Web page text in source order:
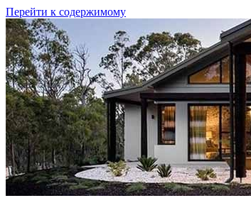
Перейти к содержимому